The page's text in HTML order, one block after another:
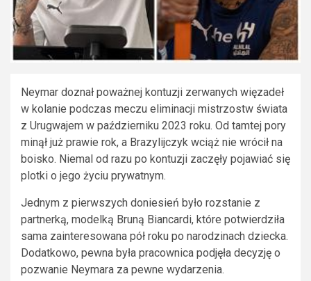
Neymar doznał poważnej kontuzji zerwanych więzadeł
w kolanie podczas meczu eliminacji mistrzostw świata
z Urugwajem w październiku 2023 roku. Od tamtej pory
minął już prawie rok, a Brazylijczyk wciąż nie wrócił na
boisko. Niemal od razu po kontuzji zaczęły pojawiać się
plotki o jego życiu prywatnym.
Jednym z pierwszych doniesień było rozstanie z
partnerką, modelką Bruną Biancardi, które potwierdziła
sama zainteresowana pół roku po narodzinach dziecka.
Dodatkowo, pewna była pracownica podjęła decyzję o
pozwanie Neymara za pewne wydarzenia.